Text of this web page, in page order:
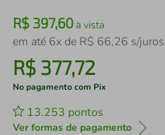
R$ 397,60à vista
em até 6x de R$ 66,26 s/juros
R$ 377,72
No pagamento com Pix
13.253 pontos
Ver formas de pagamento